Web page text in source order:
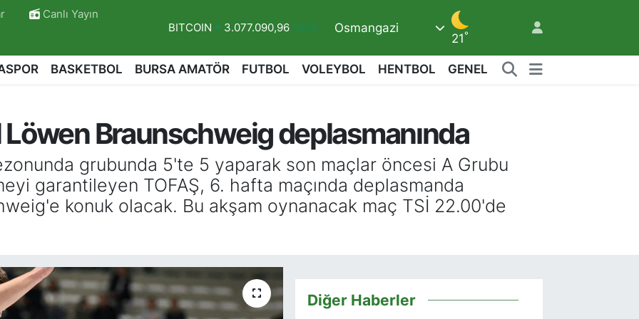
Canlı Yayın
DOLAR
47,6006
EURO
55,0250
%0.02
BİST100
13.799 %70
Osmangazi
21°
BASKETBOL BURSA AMATÖR FUTBOL VOLEYBOL HENTBOL GENEL
Löwen Braunschweig deplasmanında
grubunda 5'te 5 yaparak son maçlar öncesi A Grubu
garantileyen TOFAŞ, 6. hafta maçında deplasmanda
konuk olacak. Bu akşam oynanacak maç TSİ 22.00'de
Diğer Haberler